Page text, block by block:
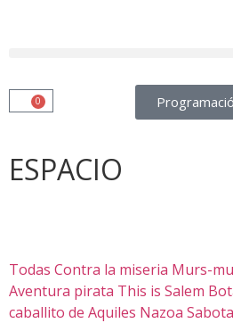
0
ESPACIO
Todas Contra la miseria Murs-
Aventura pirata This is Salem
caballito de Aquiles Nazoa